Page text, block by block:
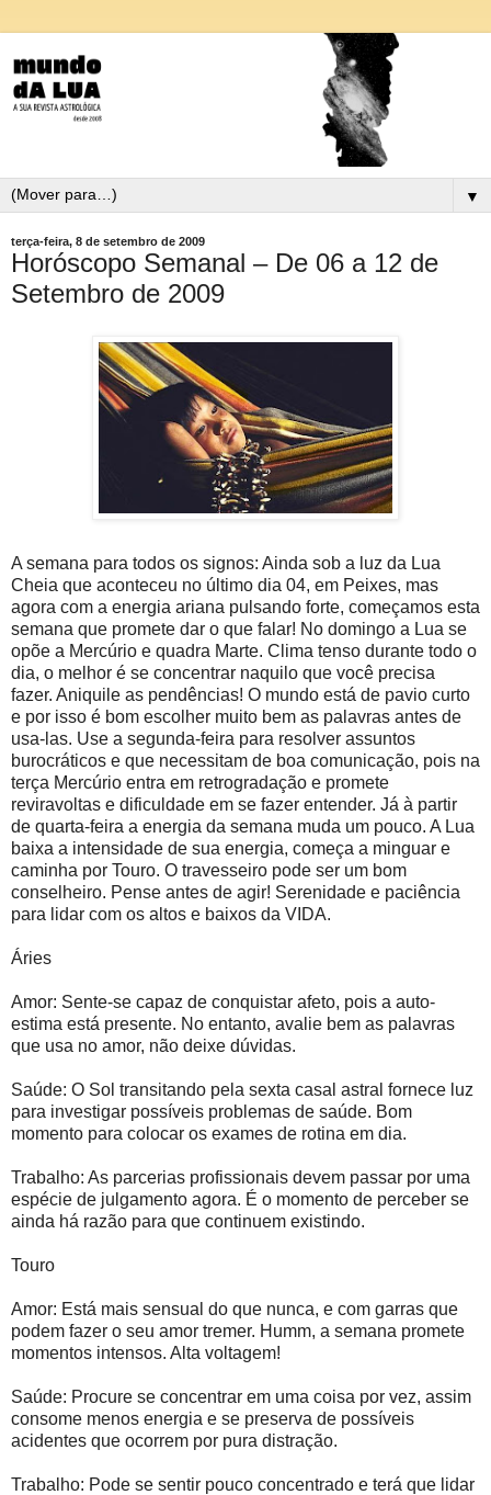
▼
terça-feira, 8 de setembro de 2009
Horóscopo Semanal – De 06 a 12 de
Setembro de 2009
A semana para todos os signos: Ainda sob a luz da Lua
Cheia que aconteceu no último dia 04, em Peixes, mas
agora com a energia ariana pulsando forte, começamos esta
semana que promete dar o que falar! No domingo a Lua se
opõe a Mercúrio e quadra Marte. Clima tenso durante todo o
dia, o melhor é se concentrar naquilo que você precisa
fazer. Aniquile as pendências! O mundo está de pavio curto
e por isso é bom escolher muito bem as palavras antes de
usa-las. Use a segunda-feira para resolver assuntos
burocráticos e que necessitam de boa comunicação, pois na
terça Mercúrio entra em retrogradação e promete
reviravoltas e dificuldade em se fazer entender. Já à partir
de quarta-feira a energia da semana muda um pouco. A Lua
baixa a intensidade de sua energia, começa a minguar e
caminha por Touro. O travesseiro pode ser um bom
conselheiro. Pense antes de agir! Serenidade e paciência
para lidar com os altos e baixos da VIDA.
Áries
Amor: Sente-se capaz de conquistar afeto, pois a auto-
estima está presente. No entanto, avalie bem as palavras
que usa no amor, não deixe dúvidas.
Saúde: O Sol transitando pela sexta casal astral fornece luz
para investigar possíveis problemas de saúde. Bom
momento para colocar os exames de rotina em dia.
Trabalho: As parcerias profissionais devem passar por uma
espécie de julgamento agora. É o momento de perceber se
ainda há razão para que continuem existindo.
Touro
Amor: Está mais sensual do que nunca, e com garras que
podem fazer o seu amor tremer. Humm, a semana promete
momentos intensos. Alta voltagem!
Saúde: Procure se concentrar em uma coisa por vez, assim
consome menos energia e se preserva de possíveis
acidentes que ocorrem por pura distração.
Trabalho: Pode se sentir pouco concentrado e terá que lidar